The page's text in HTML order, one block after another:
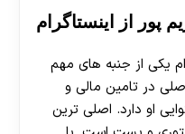
پور از اینستاگرام
یکی از جنبه های مهم
در تامین مالی و
او دارد. اصلی ترین